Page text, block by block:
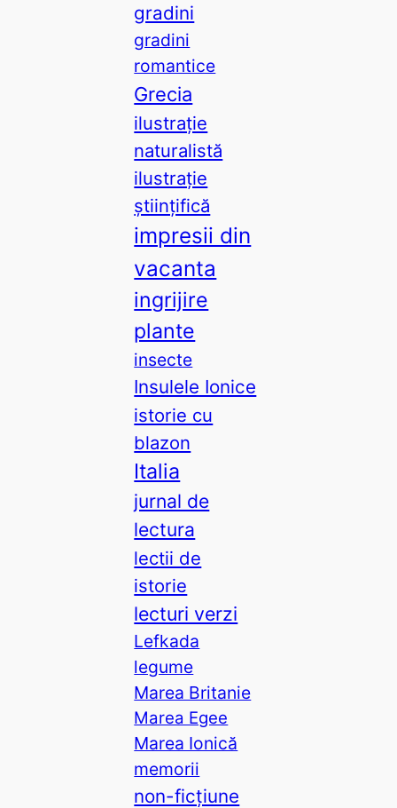
gradini
gradini
romantice
Grecia
ilustrație
naturalistă
ilustrație
științifică
impresii din
vacanta
ingrijire
plante
insecte
Insulele Ionice
istorie cu
blazon
Italia
jurnal de
lectura
lectii de
istorie
lecturi verzi
Lefkada
legume
Marea Britanie
Marea Egee
Marea Ionică
memorii
non-ficțiune